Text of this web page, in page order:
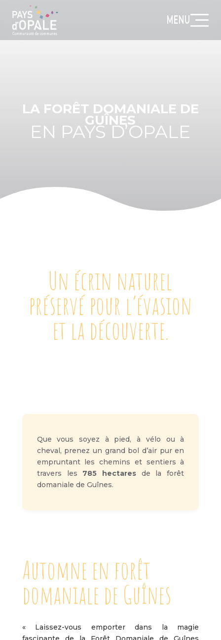
MENU
LA FORÊT DOMANIALE DE
GUÎNES
EN PAYS D’OPALE
Un écrin naturel
préservé pour l’évasion
et la découverte.
Que vous soyez à pied, à vélo ou à
cheval, prenez un grand bol d’air pur en
empruntant les chemins et sentiers à
travers les 785 hectares de la forêt
domaniale de Guînes.
Automne en forêt
domaniale de Guînes
« Laissez-vous emporter dans la magie